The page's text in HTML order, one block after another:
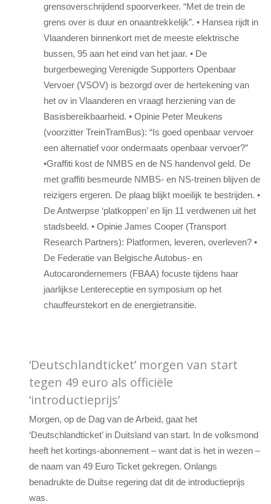
grensoverschrijdend spoorverkeer. “Met de trein de
grens over is duur en onaantrekkelijk”. • Hansea rijdt in
Vlaanderen binnenkort met de meeste elektrische
bussen, 95 aan het eind van het jaar. • De
burgerbeweging Verenigde Supporters Openbaar
Vervoer (VSOV) is bezorgd over de hertekening van
het ov in Vlaanderen en vraagt herziening van de
Basisbereikbaarheid. • Opinie Peter Meukens
(voorzitter TreinTramBus): “Is goed openbaar vervoer
een alternatief voor ondermaats openbaar vervoer?”
•Graffiti kost de NMBS en de NS handenvol geld. De
met graffiti besmeurde NMBS- en NS-treinen blijven de
reizigers ergeren. De plaag blijkt moeilijk te bestrijden. •
De Antwerpse ‘platkoppen’ en lijn 11 verdwenen uit het
stadsbeeld. • Opinie James Cooper (Transport
Research Partners): Platformen, leveren, overleven? •
De Federatie van Belgische Autobus- en
Autocarondernemers (FBAA) focuste tijdens haar
jaarlijkse Lentereceptie en symposium op het
chauffeurstekort en de energietransitie.
‘Deutschlandticket’ morgen van start
tegen 49 euro als officiële
‘introductieprijs’
Morgen, op de Dag van de Arbeid, gaat het
‘Deutschlandticket’ in Duitsland van start. In de volksmond
heeft het kortings-abonnement – want dat is het in wezen –
de naam van 49 Euro Ticket gekregen. Onlangs
benadrukte de Duitse regering dat dit de introductieprijs
was.